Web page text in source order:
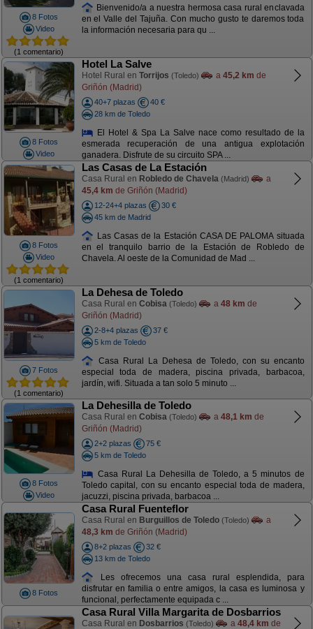
8 Fotos
Video
(1 comentario)
Bienvenido/a a nuestra hermosa casa rural enclavada
en el Valle del Tajuña. Con mucho gusto te daremos toda
la información necesaria para qu ...
8 Fotos
Video
Hotel La Salve
Hotel Rural en Torrijos (Toledo) a 45,2 km de
Griñón (Madrid)
40+7 plazas
40 €
28 km de Toledo
El Hotel & Spa La Salve nace como resultado de la
esmerada recuperación de una antigua explotación
ganadera. Disfrute de su circuito SPA ...
8 Fotos
Video
(1 comentario)
Las Casas de La Estación
Casa Rural en Robledo de Chavela (Madrid)
a
45,4 km de Griñón (Madrid)
12-24+4 plazas
30 €
45 km de Madrid
Las Casas de la Estación CASA DE PALOMA situada
en el tranquilo barrio de la Estación de Robledo de
Chavela. Al oeste de la Comunidad de Mad ...
7 Fotos
(1 comentario)
La Dehesa de Toledo
Casa Rural en Cobisa (Toledo) a 48 km de
Griñón (Madrid)
2-8+4 plazas
37 €
5 km de Toledo
Casa Rural La Dehesa de Toledo, con su encanto
especial toda de madera, piscina privada, barbacoa,
jardín, wifi. Situada a tan solo 5 minuto ...
8 Fotos
Video
La Dehesilla de Toledo
Casa Rural en Cobisa (Toledo) a 48,1 km de
Griñón (Madrid)
2+2 plazas
75 €
5 km de Toledo
Casa Rural La Dehesilla de Toledo, a 5 minutos de
Toledo capital, con su encanto especial toda de madera,
jacuzzi, piscina privada, barbacoa ...
8 Fotos
Casa Rural Fuenteflor
Casa Rural en Burguillos de Toledo (Toledo)
a
48,3 km de Griñón (Madrid)
8+2 plazas
32 €
13 km de Toledo
Les ofrecemos una casa rural esplendida, para
disfrutar en familia o entre amigos, la casa es luminosa y
funcional, perfectamente equipada c ...
Casa Rural Villa Margarita de Dosbarrios
Casa Rural en Dosbarrios (Toledo) a 48,4 km de